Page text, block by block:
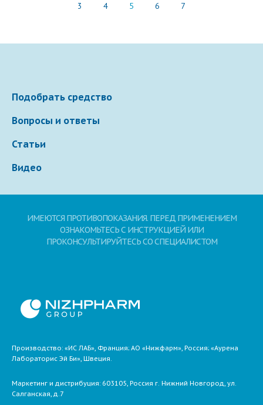
3 4 5 6 7
Подобрать средство
Вопросы и ответы
Статьи
Видео
ИМЕЮТСЯ ПРОТИВОПОКАЗАНИЯ. ПЕРЕД ПРИМЕНЕНИЕМ
ОЗНАКОМЬТЕСЬ С ИНСТРУКЦИЕЙ ИЛИ
ПРОКОНСУЛЬТИРУЙТЕСЬ СО СПЕЦИАЛИСТОМ
Производство: «ИС ЛАБ», Франция; АО «Нижфарм», Россия; «Аурена
Лабораторис Эй Би», Швеция.
Маркетинг и дистрибуция: 603105, Россия г. Нижний Новгород, ул.
Салганская, д.7